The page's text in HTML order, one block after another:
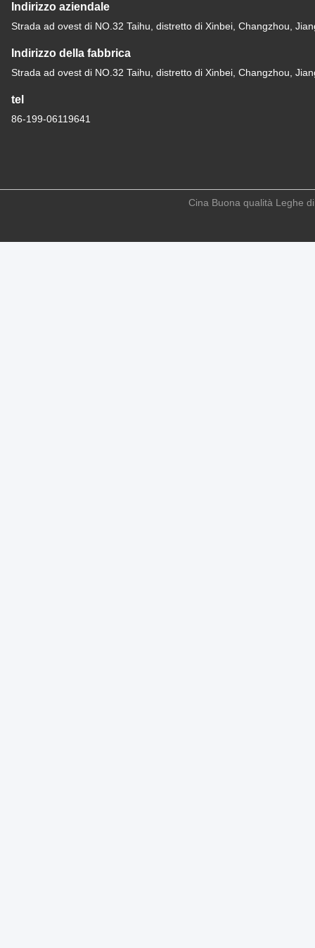
Indirizzo aziendale
Strada ad ovest di NO.32 Taihu, distretto di Xinbei, Changzhou,
Indirizzo della fabbrica
Strada ad ovest di NO.32 Taihu, distretto di Xinbei, Changzhou,
tel
86-199-06119641
Cina Buona qualità Leghe